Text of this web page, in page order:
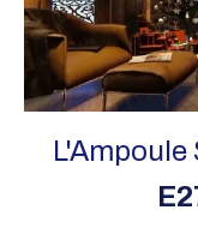
L'Ampoule